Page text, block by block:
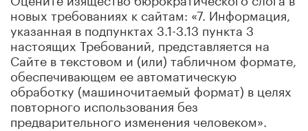
новых требованиях к сайтам: «7. Информация,
указанная в подпунктах 3.1-3.13 пункта 3
настоящих Требований, представляется на
Сайте в текстовом и (или) табличном формате,
обеспечивающем ее автоматическую
обработку (машиночитаемый формат) в целях
повторного использования без
предварительного изменения человеком».